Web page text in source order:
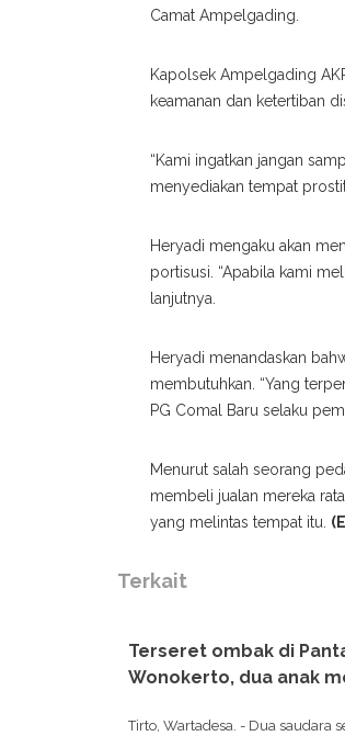
Camat Ampelgading.
Kapolsek Ampelgading
keamanan dan ketertiban
“Kami ingatkan jangan
menyediakan tempat
Heryadi mengaku akan
portisusi. “Apabila kami
lanjutnya.
Heryadi menandaskan
membutuhkan. “Yang
PG Comal Baru selaku
Menurut salah seorang
membeli jualan mereka
yang melintas tempat itu.
Terkait
Terseret ombak di
Wonokerto, dua anak
Tirto, Wartadesa. - Dua saudara